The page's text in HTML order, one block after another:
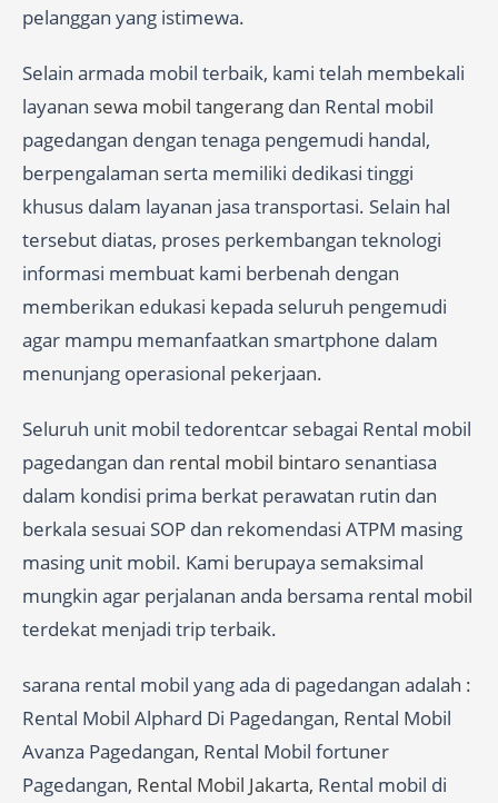
pelanggan yang istimewa.
Selain armada mobil terbaik, kami telah membekali
layanan sewa mobil tangerang dan Rental mobil
pagedangan dengan tenaga pengemudi handal,
berpengalaman serta memiliki dedikasi tinggi
khusus dalam layanan jasa transportasi. Selain hal
tersebut diatas, proses perkembangan teknologi
informasi membuat kami berbenah dengan
memberikan edukasi kepada seluruh pengemudi
agar mampu memanfaatkan smartphone dalam
menunjang operasional pekerjaan.
Seluruh unit mobil tedorentcar sebagai Rental mobil
pagedangan dan rental mobil bintaro senantiasa
dalam kondisi prima berkat perawatan rutin dan
berkala sesuai SOP dan rekomendasi ATPM masing
masing unit mobil. Kami berupaya semaksimal
mungkin agar perjalanan anda bersama rental mobil
terdekat menjadi trip terbaik.
sarana rental mobil yang ada di pagedangan adalah :
Rental Mobil Alphard Di Pagedangan, Rental Mobil
Avanza Pagedangan, Rental Mobil fortuner
Pagedangan, Rental Mobil Jakarta, Rental mobil di